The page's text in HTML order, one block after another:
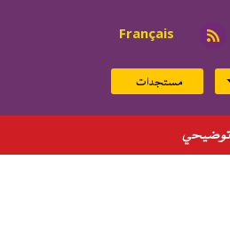
Français
مستجدات